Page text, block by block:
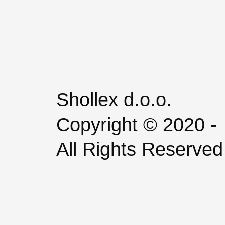
Shollex d.o.o.
Copyright © 2020 -
All Rights Reserved